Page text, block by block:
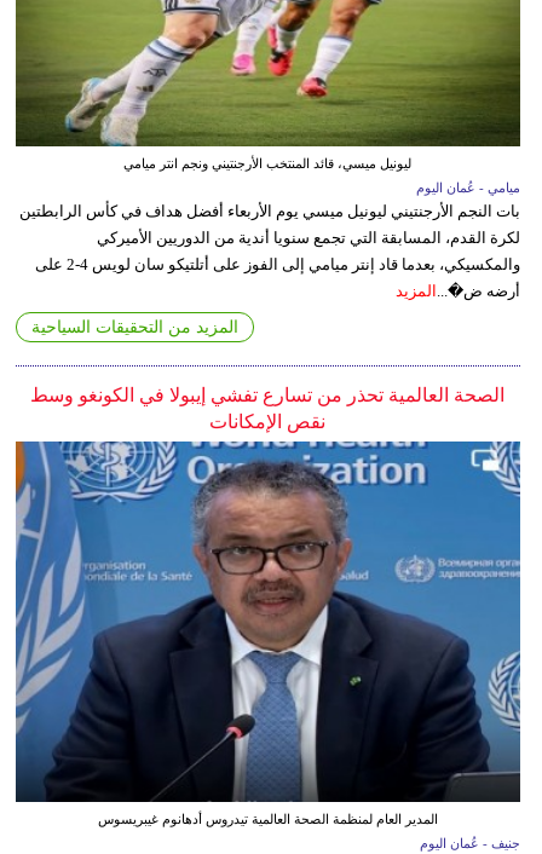
ليونيل ميسي، قائد المنتخب الأرجنتيني ونجم انتر ميامي
ميامي - عُمان اليوم
بات النجم الأرجنتيني ليونيل ميسي يوم الأربعاء أفضل هداف في كأس الرابطتين
لكرة القدم، المسابقة التي تجمع سنويا أندية من الدوريين الأميركي
والمكسيكي، بعدما قاد إنتر ميامي إلى الفوز على أتلتيكو سان لويس 4-2 على
أرضه ض�... المزيد
المزيد من التحقيقات السياحية
الصحة العالمية تحذر من تسارع تفشي إيبولا في الكونغو وسط
نقص الإمكانات
المدير العام لمنظمة الصحة العالمية تيدروس أدهانوم غيبريسوس
جنيف - عُمان اليوم